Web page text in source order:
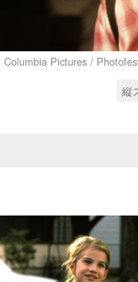
Columbia Pictures /
縦